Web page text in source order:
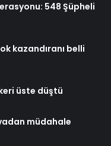
548 Şüpheli
kazandıranı belli
üste düştü
müdahale